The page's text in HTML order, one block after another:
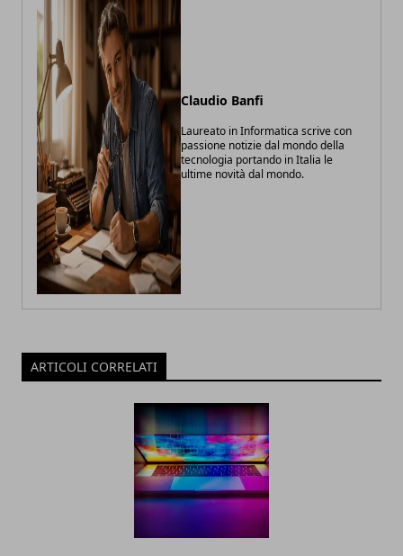
Claudio Banfi
Laureato in Informatica scrive con
passione notizie dal mondo della
tecnologia portando in Italia le
ultime novità dal mondo.
ARTICOLI CORRELATI